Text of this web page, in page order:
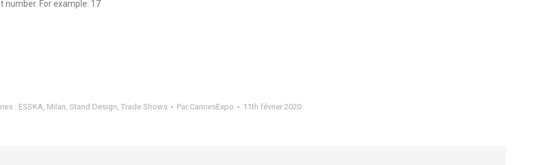
number. For example: 17
: ESSKA, Milan, Stand Design, Trade Shows Par CannesExpo 11th février 2020